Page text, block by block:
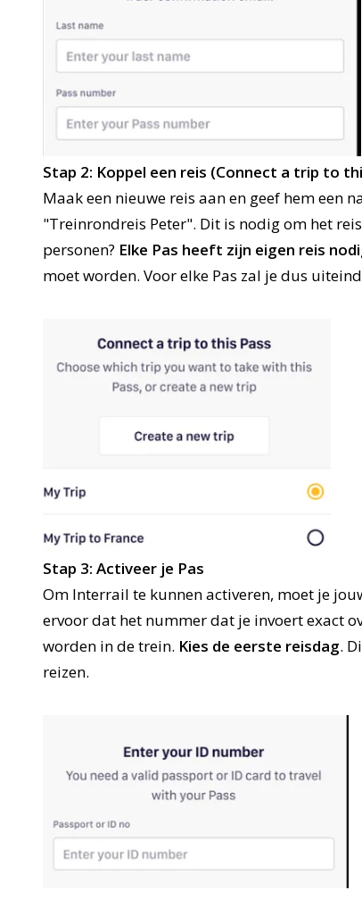
Stap 2: Koppel een reis (Connect a trip to
Maak een nieuwe reis aan en geef hem
"Treinrondreis Peter". Dit is nodig om het
personen? Elke Pas heeft zijn eigen reis
moet worden. Voor elke Pas zal je dus
Stap 3: Activeer je Pas
Om Interrail te kunnen activeren, moet je
ervoor dat het nummer dat je invoert exact
worden in de trein. Kies de eerste reisdag.
reizen.